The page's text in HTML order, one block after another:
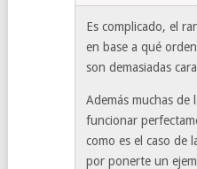
Es complicado, el
en base a qué
son demasiadas
Además muchas de
funcionar
como es el caso de
por ponerte un